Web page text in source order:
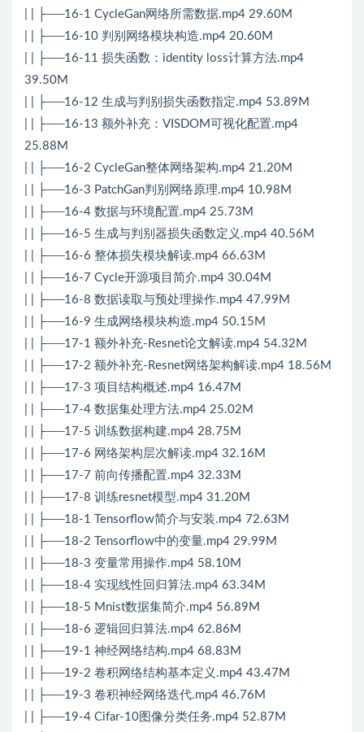
| | ├──16-1 CycleGan网络所需数据.mp4 29.60M
| | ├──16-10 判别网络模块构造.mp4 20.60M
| | ├──16-11 损失函数：identity loss计算方法.mp4
39.50M
| | ├──16-12 生成与判别损失函数指定.mp4 53.89M
| | ├──16-13 额外补充：VISDOM可视化配置.mp4
25.88M
| | ├──16-2 CycleGan整体网络架构.mp4 21.20M
| | ├──16-3 PatchGan判别网络原理.mp4 10.98M
| | ├──16-4 数据与环境配置.mp4 25.73M
| | ├──16-5 生成与判别器损失函数定义.mp4 40.56M
| | ├──16-6 整体损失模块解读.mp4 66.63M
| | ├──16-7 Cycle开源项目简介.mp4 30.04M
| | ├──16-8 数据读取与预处理操作.mp4 47.99M
| | ├──16-9 生成网络模块构造.mp4 50.15M
| | ├──17-1 额外补充-Resnet论文解读.mp4 54.32M
| | ├──17-2 额外补充-Resnet网络架构解读.mp4 18.56M
| | ├──17-3 项目结构概述.mp4 16.47M
| | ├──17-4 数据集处理方法.mp4 25.02M
| | ├──17-5 训练数据构建.mp4 28.75M
| | ├──17-6 网络架构层次解读.mp4 32.16M
| | ├──17-7 前向传播配置.mp4 32.33M
| | ├──17-8 训练resnet模型.mp4 31.20M
| | ├──18-1 Tensorflow简介与安装.mp4 72.63M
| | ├──18-2 Tensorflow中的变量.mp4 29.99M
| | ├──18-3 变量常用操作.mp4 58.10M
| | ├──18-4 实现线性回归算法.mp4 63.34M
| | ├──18-5 Mnist数据集简介.mp4 56.89M
| | ├──18-6 逻辑回归算法.mp4 62.86M
| | ├──19-1 神经网络结构.mp4 68.83M
| | ├──19-2 卷积网络结构基本定义.mp4 43.47M
| | ├──19-3 卷积神经网络迭代.mp4 46.76M
| | ├──19-4 Cifar-10图像分类任务.mp4 52.87M